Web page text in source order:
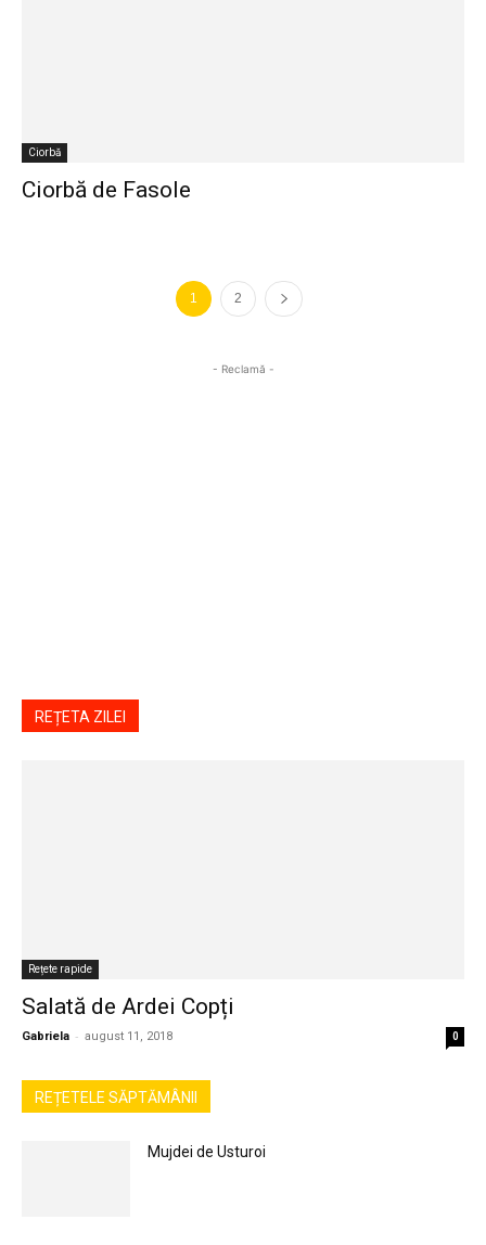
Ciorbă
Ciorbă de Fasole
1 2
- Reclamă -
REȚETA ZILEI
Rețete rapide
Salată de Ardei Copți
Gabriela - august 11, 2018 0
REȚETELE SĂPTĂMÂNII
Mujdei de Usturoi